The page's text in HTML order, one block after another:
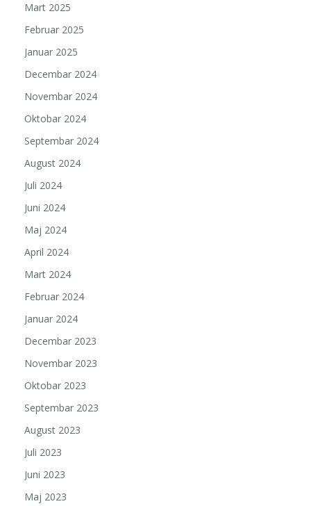
Mart 2025
Februar 2025
Januar 2025
Decembar 2024
Novembar 2024
Oktobar 2024
Septembar 2024
August 2024
Juli 2024
Juni 2024
Maj 2024
April 2024
Mart 2024
Februar 2024
Januar 2024
Decembar 2023
Novembar 2023
Oktobar 2023
Septembar 2023
August 2023
Juli 2023
Juni 2023
Maj 2023